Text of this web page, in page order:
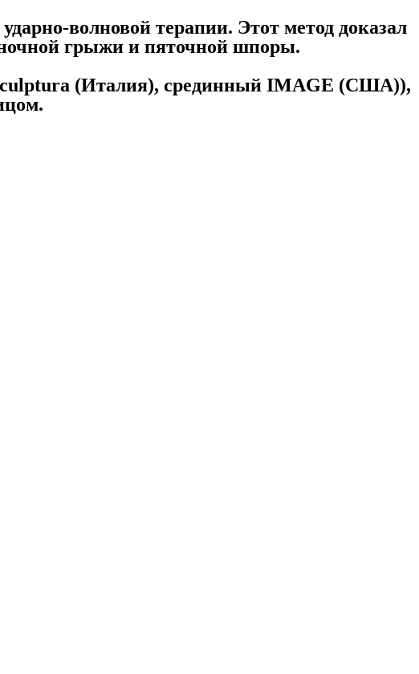
волновой терапии. Этот метод доказал
грыжи и пяточной шпоры.
(Италия), срединный IMAGE (США)),